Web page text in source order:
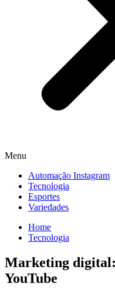
Menu
Automação Instagram
Tecnologia
Esportes
Variedades
Home
Tecnologia
Marketing
YouTube